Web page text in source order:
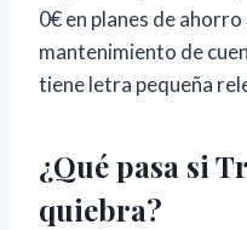
0€ en planes de
mantenimiento de
tiene letra pequeña
¿Qué pasa si
quiebra?